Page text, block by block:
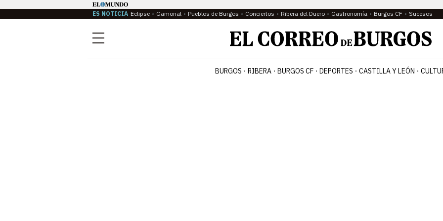
ES NOTICIA Eclipse Gamonal Pueblos de Burgos Conciertos Ribera del Duero Gastronomía Burgos CF Sucesos
Menú
BURGOS RIBERA BURGOS CF DEPORTES CASTILLA Y LEÓN